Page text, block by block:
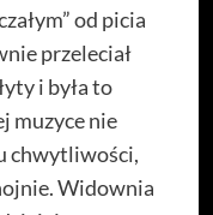
od picia
przeleciał
i była to
muzyce nie
chwytliwości,
Widownia